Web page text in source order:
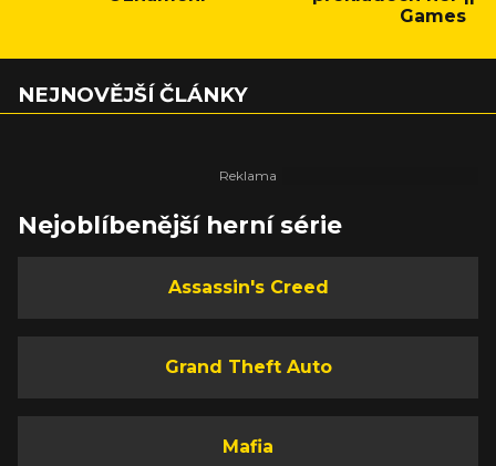
Games
NEJNOVĚJŠÍ ČLÁNKY
Nejoblíbenější herní série
Assassin's Creed
Grand Theft Auto
Mafia